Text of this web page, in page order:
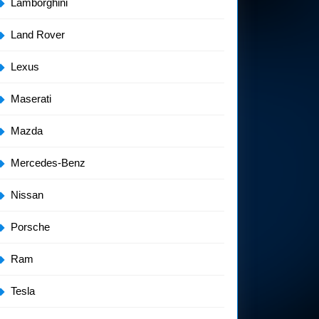
Lamborghini
Land Rover
Lexus
Maserati
Mazda
Mercedes-Benz
Nissan
Porsche
Ram
Tesla